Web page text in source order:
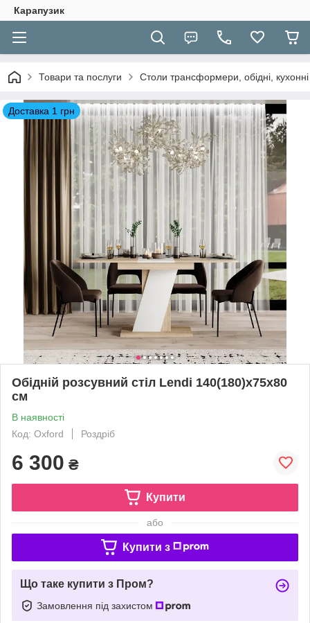
Карапузик
Товари та послуги Столи трансформери, обідні, кухонні
Доставка 1 грн
Обідній розсувний стіл Lendi 140(180)x75x80
см
В наявності
Код: Oxford
Роздріб
6 300 ₴
Купити
або
Купити з
Що таке купити з Пром?
Замовлення під захистом